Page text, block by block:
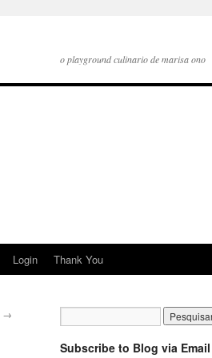
o playground culinario de marisa ono
Login Thank You
→
Subscribe to Blog via Email